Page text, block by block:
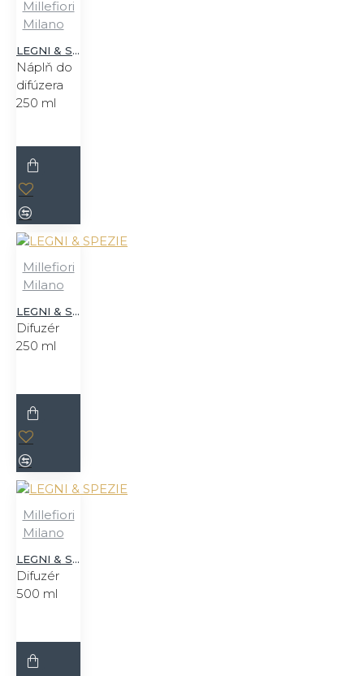
Millefiori
Milano
LEGNI & SPEZIE
Náplň do
difúzera
250 ml
Millefiori
Milano
LEGNI & SPEZIE
Difuzér
250 ml
Millefiori
Milano
LEGNI & SPEZIE
Difuzér
500 ml